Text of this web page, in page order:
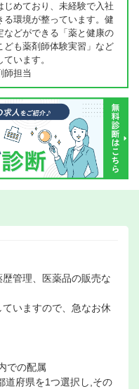
めており、未経験で入社
る環境が整っています。健
などができる「薬と健康の
ども薬剤師体験実習」など
います。
担当
管理、医薬品の販売な
いますので、急なお休
での配属
府県を1つ選択し,その